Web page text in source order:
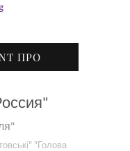
ПРО
"Голова